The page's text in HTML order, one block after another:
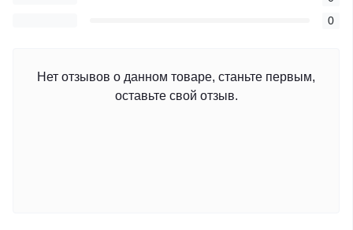
0
Нет отзывов о данном товаре, станьте первым,
оставьте свой отзыв.